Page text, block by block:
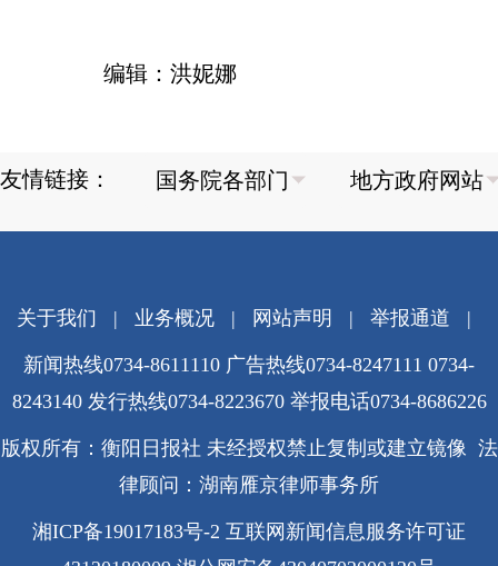
编辑：洪妮娜
友情链接：
关于我们 | 业务概况| 网站声明 | 举报通道 |
新闻热线0734-8611110 广告热线0734-8247111 0734-
8243140 发行热线0734-8223670 举报电话0734-8686226
版权所有：衡阳日报社 未经授权禁止复制或建立镜像 法
律顾问：湖南雁京律师事务所
湘ICP备19017183号-2 互联网新闻信息服务许可证